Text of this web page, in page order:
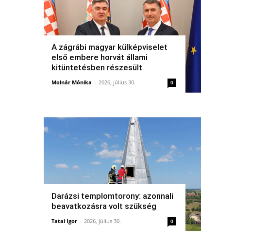
A zágrábi magyar külképviselet
első embere horvát állami
kitüntetésben részesült
Molnár Mónika - 2026, július 30. 0
Darázsi templomtorony: azonnali
beavatkozásra volt szükség
Tatai Igor - 2026, július 30. 0